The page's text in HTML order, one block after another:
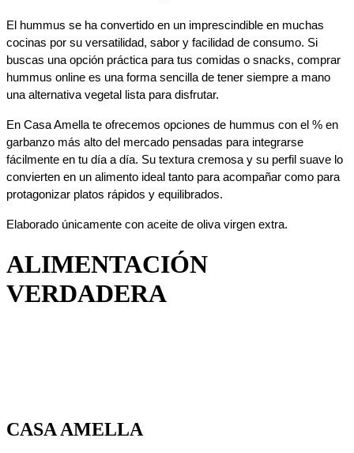
El hummus se ha convertido en un imprescindible en muchas
cocinas por su versatilidad, sabor y facilidad de consumo. Si
buscas una opción práctica para tus comidas o snacks, comprar
hummus online es una forma sencilla de tener siempre a mano
una alternativa vegetal lista para disfrutar.
En Casa Amella te ofrecemos opciones de hummus con el % en
garbanzo más alto del mercado pensadas para integrarse
fácilmente en tu día a día. Su textura cremosa y su perfil suave lo
convierten en un alimento ideal tanto para acompañar como para
protagonizar platos rápidos y equilibrados.
Elaborado únicamente con aceite de oliva virgen extra.
ALIMENTACIÓN
VERDADERA
CASA AMELLA